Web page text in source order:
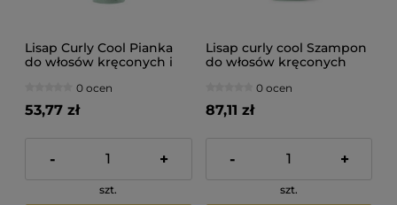
Lisap Curly Cool Pianka
do włosów kręconych i
0 ocen
53,77 zł
- +
szt.
Lisap curly cool Szampon
do włosów kręconych
0 ocen
87,11 zł
- +
szt.